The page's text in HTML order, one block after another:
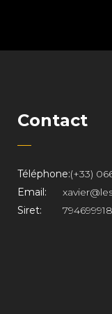
Contact
Téléphone:(+33)
Email:
Siret: